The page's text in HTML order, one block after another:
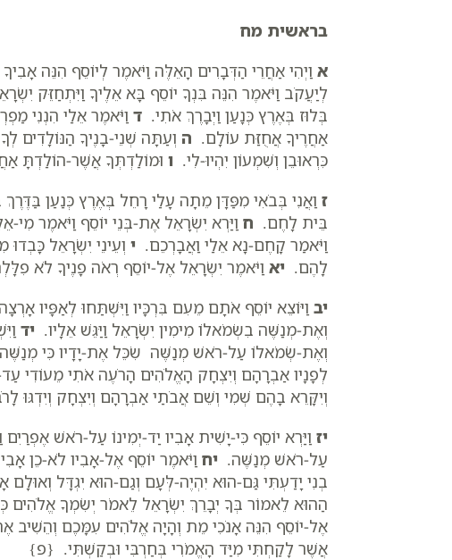
בראשית מח
א וַיְהִי אַחֲרֵי הַדְּבָרִים הָאֵלֶּה וַיֹּאמֶר לְיוֹסֵף הִנֵּה
לְיַעֲקֹב וַיֹּאמֶר הִנֵּה בִּנְךָ יוֹסֵף בָּא אֵלֶיךָ וַיִּתְחַזֵּק
בְּלוּז בְּאֶרֶץ כְּנָעַן וַיְבָרֶךְ אֹתִי. ד וַיֹּאמֶר אֵלַי הִנְנִי
אַחֲרֶיךָ אֲחֻזַּת עוֹלָם. ה וְעַתָּה שְׁנֵי-בָנֶיךָ הַנּוֹלָדִים
כִּרְאוּבֵן וְשִׁמְעוֹן יִהְיוּ-לִי. ו וּמוֹלַדְתְּךָ אֲשֶׁר-הוֹלַדְתָּ
ז וַאֲנִי בְּבֹאִי מִפַּדָּן מֵתָה עָלַי רָחֵל בְּאֶרֶץ כְּנַעַן
בֵּית לָחֶם. ח וַיַּרְא יִשְׂרָאֵל אֶת-בְּנֵי יוֹסֵף וַיֹּאמֶר מִי-
וַיֹּאמַר קָחֶם-נָא אֵלַי וַאֲבָרְכֵם. י וְעֵינֵי יִשְׂרָאֵל
לָהֶם. יא וַיֹּאמֶר יִשְׂרָאֵל אֶל-יוֹסֵף רְאֹה פָנֶיךָ לֹא
יב וַיּוֹצֵא יוֹסֵף אֹתָם מֵעִם בִּרְכָּיו וַיִּשְׁתַּחוּ לְאַפָּיו
וְאֶת-מְנַשֶּׁה בִשְׂמֹאלוֹ מִימִין יִשְׂרָאֵל וַיַּגֵּשׁ אֵלָיו. יד
וְאֶת-שְׂמֹאלוֹ עַל-רֹאשׁ מְנַשֶּׁה שִׂכֵּל אֶת-יָדָיו כִּי
לְפָנָיו אַבְרָהָם וְיִצְחָק הָאֱלֹהִים הָרֹעֶה אֹתִי מֵעוֹדִי
וְיִקָּרֵא בָהֶם שְׁמִי וְשֵׁם אֲבֹתַי אַבְרָהָם וְיִצְחָק וְיִדְגּוּ
יז וַיַּרְא יוֹסֵף כִּי-יָשִׁית אָבִיו יַד-יְמִינוֹ עַל-רֹאשׁ
עַל-רֹאשׁ מְנַשֶּׁה. יח וַיֹּאמֶר יוֹסֵף אֶל-אָבִיו לֹא-כֵן
בְנִי יָדַעְתִּי גַּם-הוּא יִהְיֶה-לְּעָם וְגַם-הוּא יִגְדָּל וְאוּלָם
הַהוּא לֵאמוֹר בְּךָ יְבָרֵךְ יִשְׂרָאֵל לֵאמֹר יְשִׂמְךָ אֱלֹהִים
אֶל-יוֹסֵף הִנֵּה אָנֹכִי מֵת וְהָיָה אֱלֹהִים עִמָּכֶם וְהֵשִׁיב
אֲשֶׁר לָקַחְתִּי מִיַּד הָאֱמֹרִי בְּחַרְבִּי וּבְקַשְׁתִּי. {פ}